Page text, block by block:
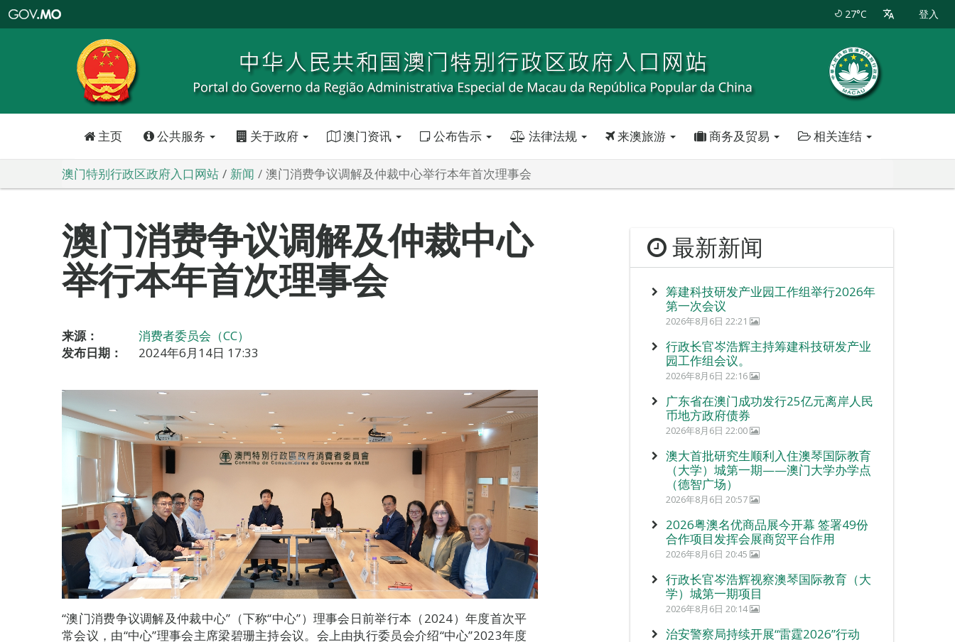
特
政
区
政
口
27°C 登入
主页 公共服务 关于政府 澳门资讯 公布告示 法律法规 来澳旅游 商务及贸易 相关连结
澳门特别行政区政府入口网站 新闻 澳门消费争议调解及仲裁中心举行本年首次理事会
澳门消费争议调解及仲裁中心
举行本年首次理事会
来源：
消费者委员会（CC）
发布日期：
2024年6月14日 17:33
“澳门消费争议调解及仲裁中心”（下称“中心”）理事会日前举行本（2024）年度首次平
常会议，由“中心”理事会主席梁碧珊主持会议。会上由执行委员会介绍“中心”2023年度
最新新闻
筹建科技研发产业园工作组举行2026年
第一次会议
2026年8月6日 22:21
行政长官岑浩辉主持筹建科技研发产业
园工作组会议。
2026年8月6日 22:16
广东省在澳门成功发行25亿元离岸人民
币地方政府债券
2026年8月6日 22:00
澳大首批研究生顺利入住澳琴国际教育
（大学）城第一期——澳门大学办学点
（德智广场）
2026年8月6日 20:57
2026粤澳名优商品展今开幕 签署49份
合作项目发挥会展商贸平台作用
2026年8月6日 20:45
行政长官岑浩辉视察澳琴国际教育（大
学）城第一期项目
2026年8月6日 20:14
治安警察局持续开展“雷霆2026”行动